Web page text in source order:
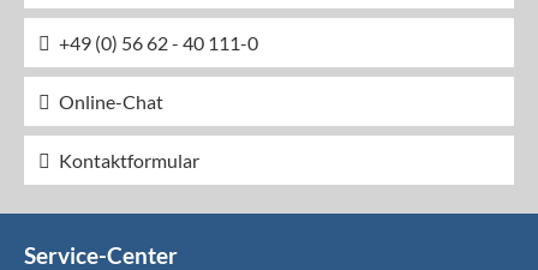
+49 (0) 56 62 - 40 111-0
Online-Chat
Kontaktformular
Service-Center